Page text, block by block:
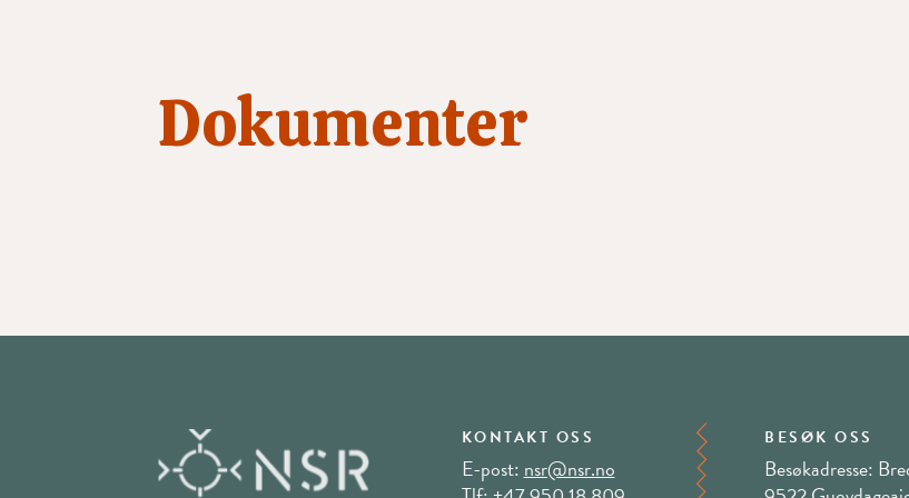
Dokumenter
KONTAKT OSS
E-post: nsr@nsr.no
BESØK OSS
Besøkadresse: